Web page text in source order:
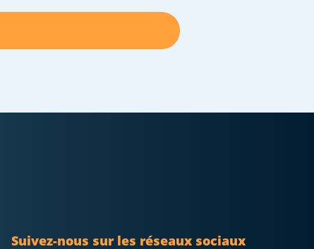
Suivez-nous sur les réseaux sociaux